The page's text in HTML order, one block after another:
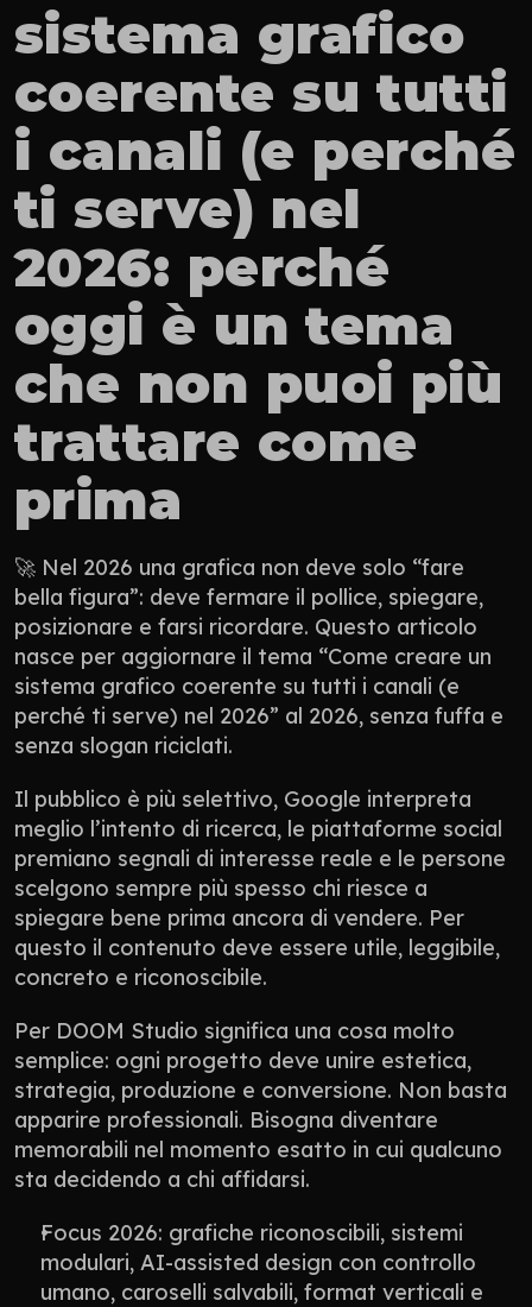
sistema grafico
coerente su tutti
i canali (e perché
ti serve) nel
2026: perché
oggi è un tema
che non puoi più
trattare come
prima
🚀 Nel 2026 una grafica non deve solo “fare
bella figura”: deve fermare il pollice, spiegare,
posizionare e farsi ricordare. Questo articolo
nasce per aggiornare il tema “Come creare un
sistema grafico coerente su tutti i canali (e
perché ti serve) nel 2026” al 2026, senza fuffa e
senza slogan riciclati.
Il pubblico è più selettivo, Google interpreta
meglio l’intento di ricerca, le piattaforme social
premiano segnali di interesse reale e le persone
scelgono sempre più spesso chi riesce a
spiegare bene prima ancora di vendere. Per
questo il contenuto deve essere utile, leggibile,
concreto e riconoscibile.
Per DOOM Studio significa una cosa molto
semplice: ogni progetto deve unire estetica,
strategia, produzione e conversione. Non basta
apparire professionali. Bisogna diventare
memorabili nel momento esatto in cui qualcuno
sta decidendo a chi affidarsi.
Focus 2026: grafiche riconoscibili, sistemi
modulari, AI-assisted design con controllo
umano, caroselli salvabili, format verticali e